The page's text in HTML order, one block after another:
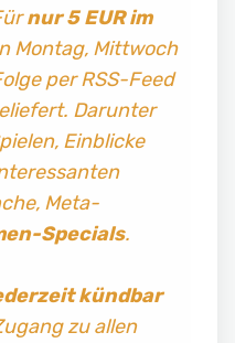
nur 5 EUR im
Montag, Mittwoch
per RSS-Feed
Darunter
Einblicke
Meta-
Specials.
kündbar
zu allen